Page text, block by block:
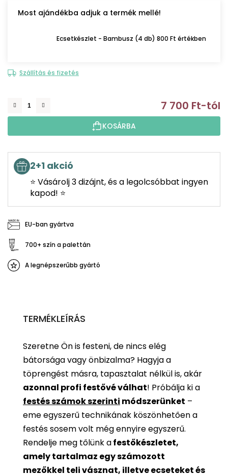
Most ajándékba adjuk a termék mellé!
Ecsetkészlet - Bambusz (4 db) 800 Ft értékben
Szállítás és fizetés
7 700 Ft-tól
KOSÁRBA
2+1 akció
⭐ Vásárolj 3 dizájnt, és a legolcsóbbat ingyen
kapod! ⭐
EU-ban gyártva
700+ szín a palettán
A legnépszerűbb gyártó
TERMÉKLEÍRÁS
Szeretne Ön is festeni, de nincs elég
bátorsága vagy önbizalma? Hagyja a
töprengést másra, tapasztalat nélkül is, akár
azonnal profi festővé válhat! Próbálja ki a
festés számok szerinti módszerünket –
eme egyszerű technikának köszönhetően a
festés sosem volt még ennyire egyszerű.
Rendelje meg tőlünk afestőkészletet,
amely tartalmaz egy számozott
mezőkkel teli vásznat, illetve ecseteket és